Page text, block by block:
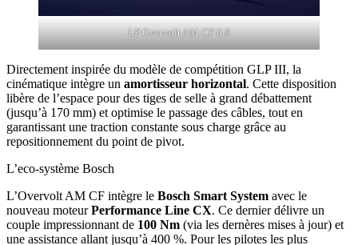
LP Overvolt AM CF 6.8
Directement inspirée du modèle de compétition GLP III, la
cinématique intègre un amortisseur horizontal. Cette disposition
libère de l’espace pour des tiges de selle à grand débattement
(jusqu’à 170 mm) et optimise le passage des câbles, tout en
garantissant une traction constante sous charge grâce au
repositionnement du point de pivot.
L’eco-système Bosch
L’Overvolt AM CF intègre le Bosch Smart System avec le
nouveau moteurPerformance Line CX. Ce dernier délivre un
couple impressionnant de 100 Nm (via les dernères mises à jour) et
une assistance allant jusqu’à 400 %. Pour les pilotes les plus